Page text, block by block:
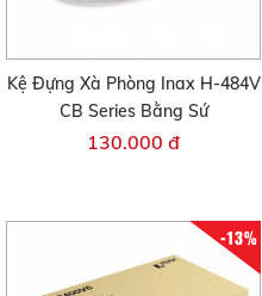
Kệ Đựng Xà Phòng Inax H-484V
CB Series Bằng Sứ
130.000 đ
-13%